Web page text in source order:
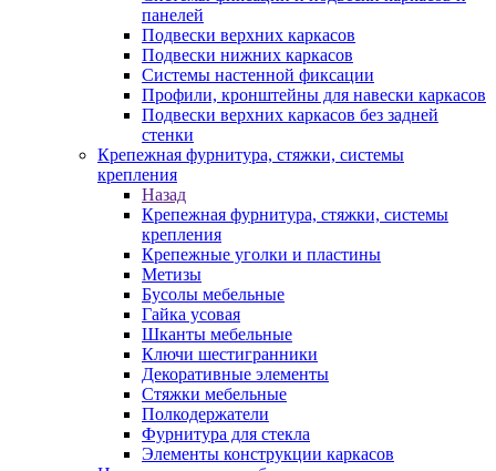
панелей
Подвески верхних каркасов
Подвески нижних каркасов
Системы настенной фиксации
Профили, кронштейны для навески каркасов
Подвески верхних каркасов без задней
стенки
Крепежная фурнитура, стяжки, системы
крепления
Назад
Крепежная фурнитура, стяжки, системы
крепления
Крепежные уголки и пластины
Метизы
Бусолы мебельные
Гайка усовая
Шканты мебельные
Ключи шестигранники
Декоративные элементы
Стяжки мебельные
Полкодержатели
Фурнитура для стекла
Элементы конструкции каркасов